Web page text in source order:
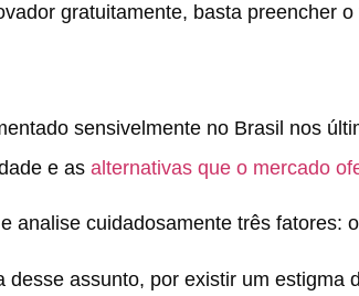
gratuitamente, basta preencher
sensivelmente no Brasil nos
e as alternativas que o mercado
analise cuidadosamente três fatores:
assunto, por existir um estigma